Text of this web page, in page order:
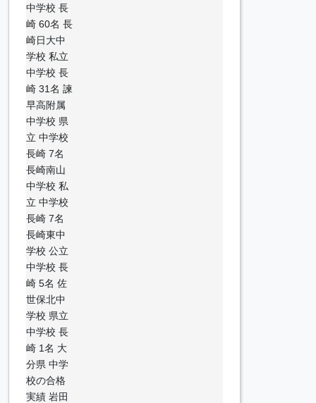
中学校 長
崎 60名 長
崎日大中
学校 私立
中学校 長
崎 31名 諫
早高附属
中学校 県
立 中学校
長崎 7名
長崎南山
中学校 私
立 中学校
長崎 7名
長崎東中
学校 公立
中学校 長
崎 5名 佐
世保北中
学校 県立
中学校 長
崎 1名 大
分県 中学
校の合格
実績 岩田